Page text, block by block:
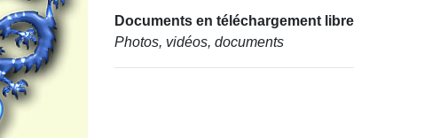
Documents en téléchargement libre
Photos, vidéos, documents